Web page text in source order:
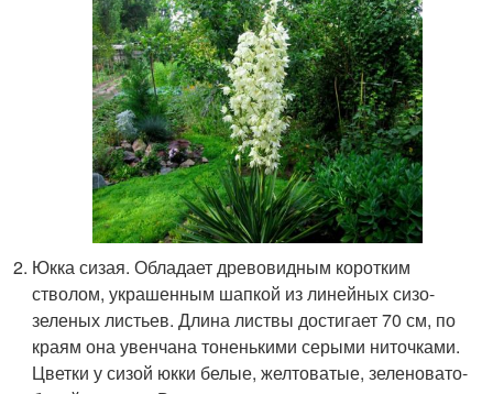
Юкка сизая. Обладает древовидным коротким
стволом, украшенным шапкой из линейных сизо-
зеленых листьев. Длина листвы достигает 70 см, по
краям она увенчана тоненькими серыми ниточками.
Цветки у сизой юкки белые, желтоватые, зеленовато-